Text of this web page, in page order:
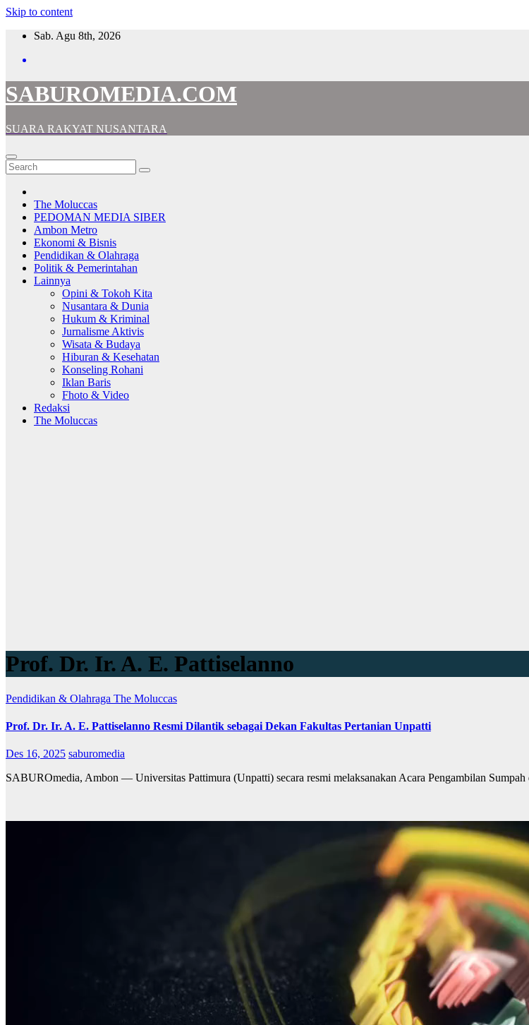
Skip to content
Sab. Agu 8th, 2026
SABUROMEDIA.COM
SUARA RAKYAT NUSANTARA
The Moluccas
PEDOMAN MEDIA SIBER
Ambon Metro
Ekonomi & Bisnis
Pendidikan & Olahraga
Politik & Pemerintahan
Lainnya
Opini & Tokoh Kita
Nusantara & Dunia
Hukum & Kriminal
Jurnalisme Aktivis
Wisata & Budaya
Hiburan & Kesehatan
Konseling Rohani
Iklan Baris
Fhoto & Video
Redaksi
The Moluccas
Prof. Dr. Ir. A. E. Pattiselanno
Pendidikan & Olahraga The Moluccas
Prof. Dr. Ir. A. E. Pattiselanno Resmi Dilantik sebagai Dekan Fakultas Pertanian Unpatti
Des 16, 2025 saburomedia
SABUROmedia, Ambon — Universitas Pattimura (Unpatti) secara resmi melaksanakan Acara Pengambilan